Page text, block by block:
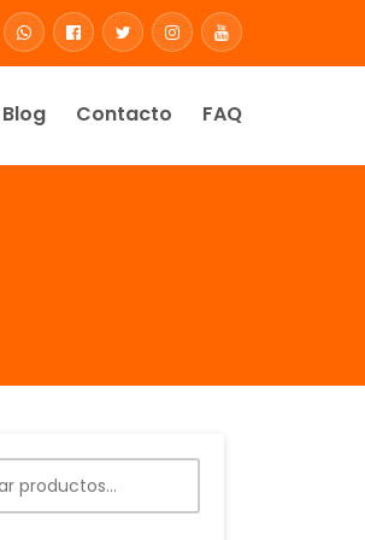
Blog Contacto FAQ